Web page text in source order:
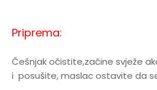
Priprema:
Češnjak očistite,začine svježe
i posušite, maslac ostavite da